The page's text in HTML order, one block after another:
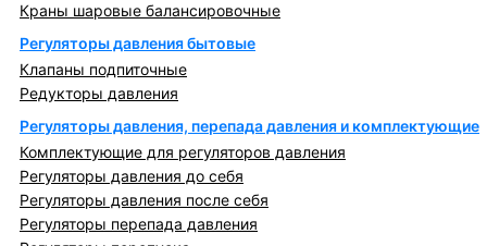
Краны шаровые балансировочные
Регуляторы давления бытовые
Клапаны подпиточные
Редукторы давления
Регуляторы давления, перепада давления и комплектующие
Комплектующие для регуляторов давления
Регуляторы давления до себя
Регуляторы давления после себя
Регуляторы перепада давления